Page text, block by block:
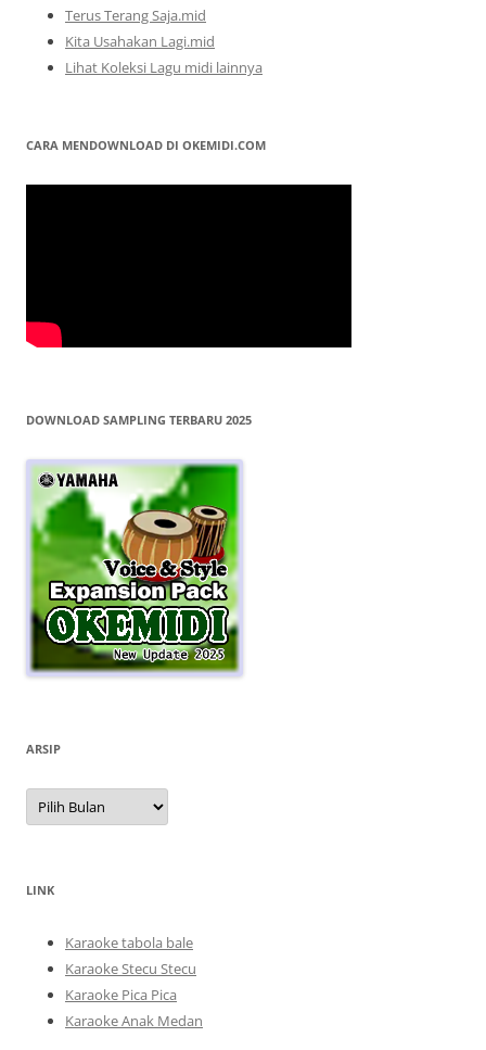
Terus Terang Saja.mid
Kita Usahakan Lagi.mid
Lihat Koleksi Lagu midi lainnya
CARA MENDOWNLOAD DI OKEMIDI.COM
DOWNLOAD SAMPLING TERBARU 2025
ARSIP
Arsip
LINK
Karaoke tabola bale
Karaoke Stecu Stecu
Karaoke Pica Pica
Karaoke Anak Medan